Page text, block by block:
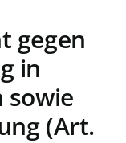
gegen
in
sowie
(Art.